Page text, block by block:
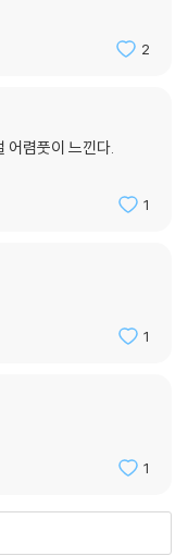
금은 사라진 낭만적인
2
어렴풋이 느낀다.
1
1
1